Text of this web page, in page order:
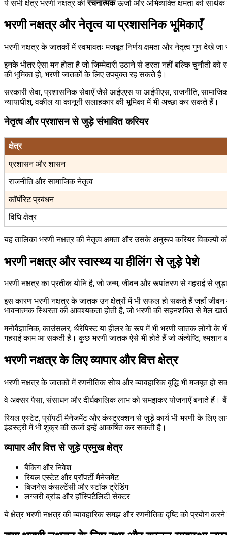
ये सभी क्षेत्र भरणी नक्षत्र कीरचनात्मकऊर्जा और अभिव्यक्ति क्षमता को
भरणी नक्षत्र और नेतृत्व या प्रशासनिक भूमिकाएँ
भरणी नक्षत्र के जातकों में स्वभावतः मजबूत निर्णय क्षमता और नेतृत्व गुण देखे
इनके भीतर ऐसा मन होता है जो जिम्मेदारी उठाने से डरता नहीं बल्कि चुनौती
की भूमिका हो, भरणी जातकों के लिए उपयुक्त रह सकते हैं।
सरकारी सेवा, प्रशासनिक सेवाएँ जैसे आईएएस या आईपीएस, राजनीति,
न्यायाधीश, वकील या कानूनी सलाहकार की भूमिका में भी अच्छा कर सकते हैं।
नेतृत्व और प्रशासन से जुड़े संभावित करियर
क्षेत्र
प्रशासन और शासन
राजनीति और सामाजिक नेतृत्व
कॉर्पोरेट प्रबंधन
विधि क्षेत्र
यह तालिका भरणी नक्षत्र की नेतृत्व क्षमता और उसके अनुरूप करियर विकल्पों
भरणी नक्षत्र और स्वास्थ्य या हीलिंग से जुड़े पेशे
भरणी नक्षत्र का प्रतीक योनि है, जो जन्म, जीवन और रूपांतरण से गहराई से
इस कारण भरणी नक्षत्र के जातक उन क्षेत्रों में भी सफल हो सकते हैं जहाँ
भावनात्मक स्थिरता की आवश्यकता होती है, जो भरणी की सहनशक्ति से मेल
मनोवैज्ञानिक, काउंसलर, थैरेपिस्ट या हीलर के रूप में भी भरणी जातक लोगों
गहराई काम आ सकती है। कुछ भरणी जातक ऐसे भी होते हैं जो अंत्येष्टि, श्मशान
भरणी नक्षत्र के लिए व्यापार और वित्त क्षेत्र
भरणी नक्षत्र के जातकों में रणनीतिक सोच और व्यावहारिक बुद्धि भी मजबूत हो
वे अक्सर पैसा, संसाधन और दीर्घकालिक लाभ को समझकर योजनाएँ बनाते हैं।
रियल एस्टेट, प्रॉपर्टी मैनेजमेंट और कंस्ट्रक्शन से जुड़े कार्य भी भरणी के लिए
इंडस्ट्री में भी शुक्र की ऊर्जा इन्हें आकर्षित कर सकती है।
व्यापार और वित्त से जुड़े प्रमुख क्षेत्र
बैंकिंग और निवेश
रियल एस्टेट और प्रॉपर्टी मैनेजमेंट
बिजनेस कंसल्टेंसी और स्टॉक ट्रेडिंग
लग्जरी ब्रांड और हॉस्पिटैलिटी सेक्टर
ये क्षेत्र भरणी नक्षत्र की व्यावहारिक समझ और रणनीतिक दृष्टि को प्रयोग